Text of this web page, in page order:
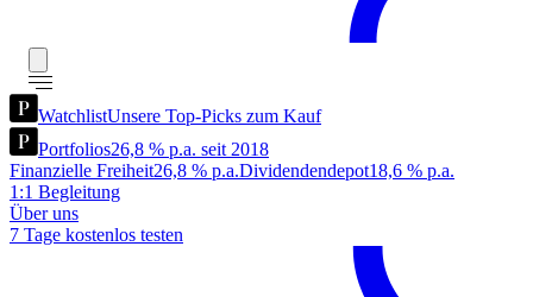
WatchlistUnsere Top-Picks zum Kauf
Portfolios26,8 % p.a. seit 2018
Finanzielle Freiheit26,8 % p.a.Dividendendepot18,6 % p.a.
1:1 Begleitung
Über uns
7 Tage kostenlos testen